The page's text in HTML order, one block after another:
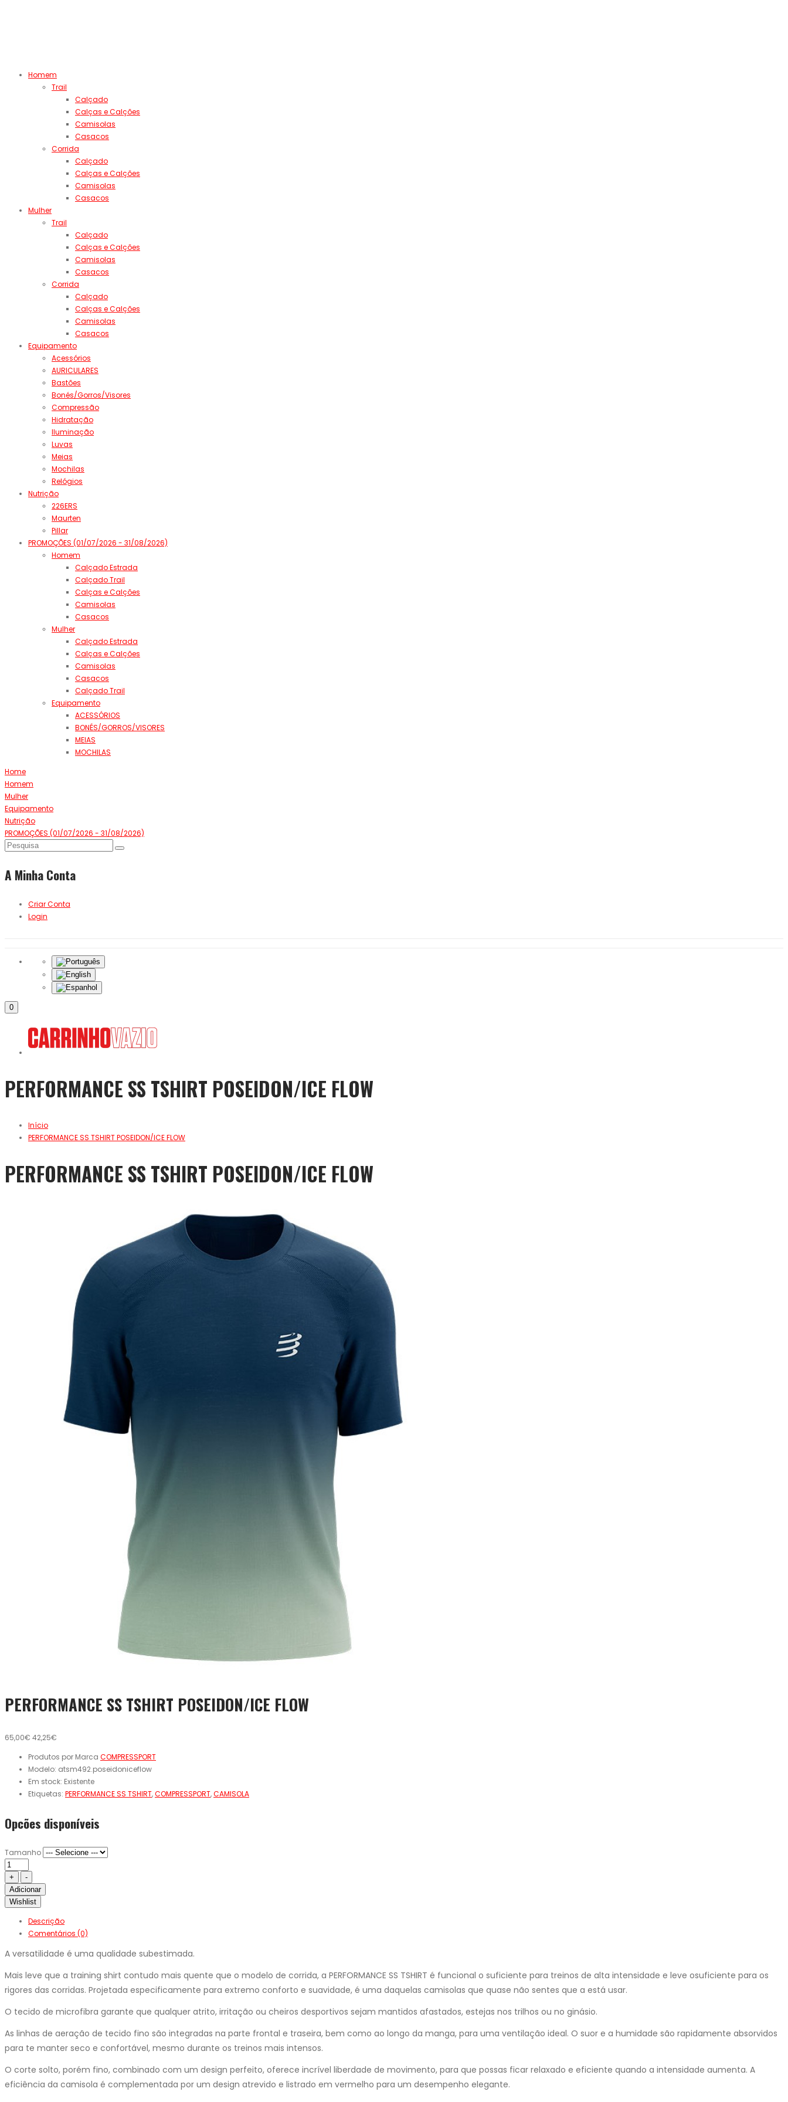
Homem
Trail
Calçado
Calças e Calções
Camisolas
Casacos
Corrida
Calçado
Calças e Calções
Camisolas
Casacos
Mulher
Trail
Calçado
Calças e Calções
Camisolas
Casacos
Corrida
Calçado
Calças e Calções
Camisolas
Casacos
Equipamento
Acessórios
AURICULARES
Bastões
Bonés/Gorros/Visores
Compressão
Hidratação
Iluminação
Luvas
Meias
Mochilas
Relógios
Nutrição
226ERS
Maurten
Pillar
PROMOÇÕES (01/07/2026 - 31/08/2026)
Homem
Calçado Estrada
Calçado Trail
Calças e Calções
Camisolas
Casacos
Mulher
Calçado Estrada
Calças e Calções
Camisolas
Casacos
Calçado Trail
Equipamento
ACESSÓRIOS
BONÉS/GORROS/VISORES
MEIAS
MOCHILAS
Home
Homem
Mulher
Equipamento
Nutrição
PROMOÇÕES (01/07/2026 - 31/08/2026)
A Minha Conta
Criar Conta
Login
0
PERFORMANCE SS TSHIRT POSEIDON/ICE FLOW
Início
PERFORMANCE SS TSHIRT POSEIDON/ICE FLOW
PERFORMANCE SS TSHIRT POSEIDON/ICE FLOW
PERFORMANCE SS TSHIRT POSEIDON/ICE FLOW
65,00€ 42,25€
Produtos por Marca COMPRESSPORT
Modelo: atsm492.poseidoniceflow
Em stock: Existente
Etiquetas: PERFORMANCE SS TSHIRT,COMPRESSPORT,CAMISOLA
Opcões disponíveis
Tamanho
Adicionar
Wishlist
Descrição
Comentários (0)
A versatilidade é uma qualidade subestimada.
Mais leve que a training shirt contudo mais quente que o modelo de corrida, a PERFORMANCE SS TSHIRT é funcional o suficiente para treinos de alta intensidade e leve osuficiente para os
rigores das corridas. Projetada especificamente para extremo conforto e suavidade, é uma daquelas camisolas que quase não sentes que a está usar.
O tecido de microfibra garante que qualquer atrito, irritação ou cheiros desportivos sejam mantidos afastados, estejas nos trilhos ou no ginásio.
As linhas de aeração de tecido fino são integradas na parte frontal e traseira, bem como ao longo da manga, para uma ventilação ideal. O suor e a humidade são rapidamente absorvidos
para te manter seco e confortável, mesmo durante os treinos mais intensos.
O corte solto, porém fino, combinado com um design perfeito, oferece incrível liberdade de movimento, para que possas ficar relaxado e eficiente quando a intensidade aumenta. A
eficiência da camisola é complementada por um design atrevido e listrado em vermelho para um desempenho elegante.